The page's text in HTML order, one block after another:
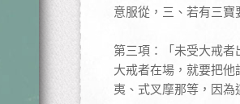
意服從，三、若有三
第三項：「未受大戒
大戒者在場，就要把
夷、式叉摩那等，因